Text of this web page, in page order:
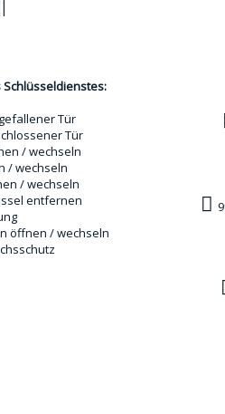
Tür
Tür
/ wechseln
/ wechseln
/ wechseln
entfernen
öffnen / wechseln